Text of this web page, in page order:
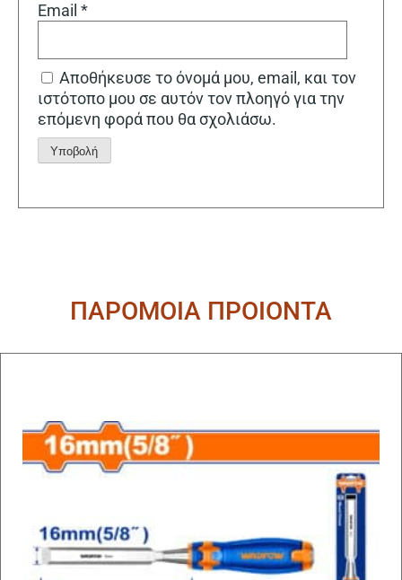
Email *
Αποθήκευσε το όνομά μου, email, και τον
ιστότοπο μου σε αυτόν τον πλοηγό για την
επόμενη φορά που θα σχολιάσω.
ΠΑΡΟΜΟΙΑ ΠΡΟΙΟΝΤΑ